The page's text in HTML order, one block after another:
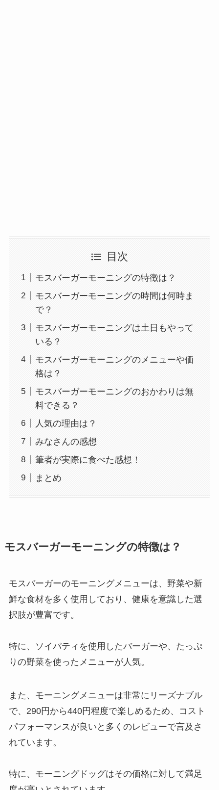
目次
モスバーガーモーニングの特徴は？
モスバーガーモーニングの時間は何時ま
で？
モスバーガーモーニングは土日もやって
いる？
モスバーガーモーニングのメニューや価
格は？
モスバーガーモーニングのおかわりは無
料できる？
人気の理由は？
みなさんの感想
筆者が実際に食べた感想！
まとめ
モスバーガーモーニングの特徴は？
モスバーガーのモーニングメニューは、野菜や新
鮮な食材を多く使用しており、健康を意識した選
択肢が豊富です。
特に、ソイパティを使用したバーガーや、たっぷ
りの野菜を使ったメニューが人気。
また、モーニングメニューは非常にリーズナブル
で、290円から440円程度で楽しめるため、コスト
パフォーマンスが良いと多くのレビューで言及さ
れています。
特に、モーニングドッグはその価格に対して満足